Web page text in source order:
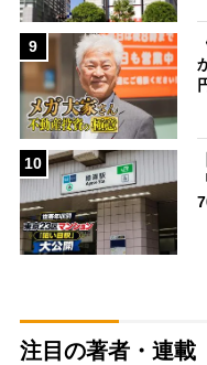
9
10
注目の著者・連載